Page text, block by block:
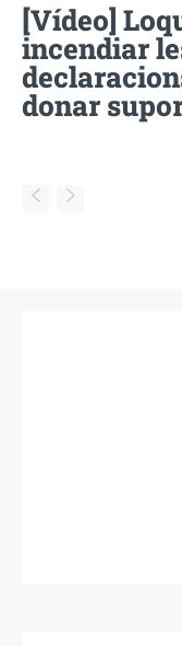
[Vídeo]
incendiar
donar